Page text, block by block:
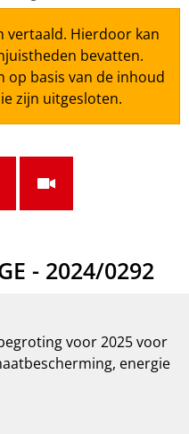
vertaald. Hierdoor kan
bevatten.
op basis van de inhoud
zijn uitgesloten.
- 2024/0292
voor 2025 voor
energie